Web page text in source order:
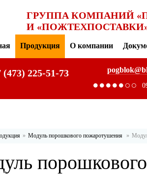
ГРУППА КОМПАНИЙ
И
Продукция О компании
(473) 225-51-73
Модуль порошкового пожаротушения